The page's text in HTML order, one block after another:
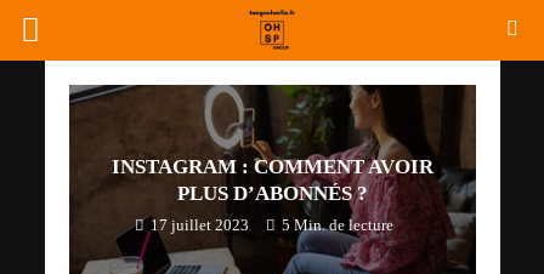
INSTAGRAM : COMMENT AVOIR
PLUS D’ABONNÉS ?
17 juillet 2023 5 Min. de lecture